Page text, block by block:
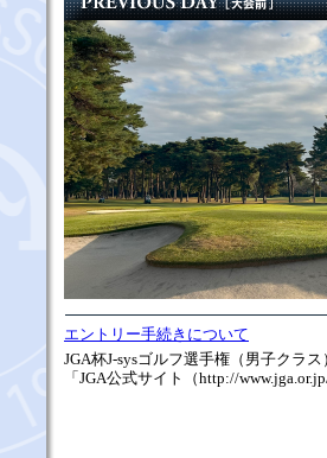
エントリー手続きについて
JGA杯J-sysゴルフ選手権（男子クラ
「JGA公式サイト（http://